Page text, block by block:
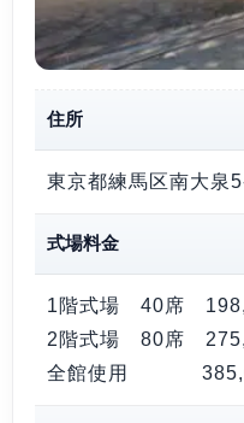
住所
東京都練馬区南大泉
式場料金
1階式場 40席
2階式場 80席
全館使用